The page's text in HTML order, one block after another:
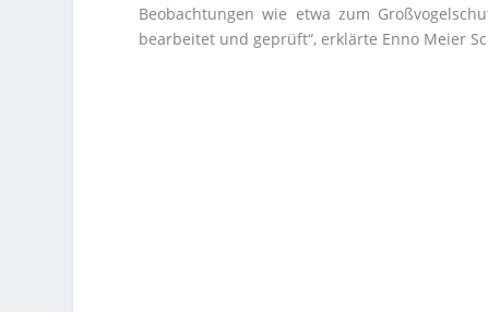
Beobachtungen wie etwa zum
bearbeitet und geprüft“, erklärte Enno Meier